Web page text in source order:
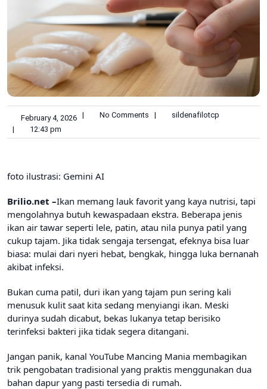
February 4, 2026 | No Comments |
sildenafilotcp
|
12:43 pm
foto ilustrasi: Gemini AI
Brilio.net –Ikan memang lauk favorit yang kaya nutrisi, tapi
mengolahnya butuh kewaspadaan ekstra. Beberapa jenis
ikan air tawar seperti lele, patin, atau nila punya patil yang
cukup tajam. Jika tidak sengaja tersengat, efeknya bisa luar
biasa: mulai dari nyeri hebat, bengkak, hingga luka bernanah
akibat infeksi.
Bukan cuma patil, duri ikan yang tajam pun sering kali
menusuk kulit saat kita sedang menyiangi ikan. Meski
durinya sudah dicabut, bekas lukanya tetap berisiko
terinfeksi bakteri jika tidak segera ditangani.
Jangan panik, kanal YouTube Mancing Mania membagikan
trik pengobatan tradisional yang praktis menggunakan dua
bahan dapur yang pasti tersedia di rumah.